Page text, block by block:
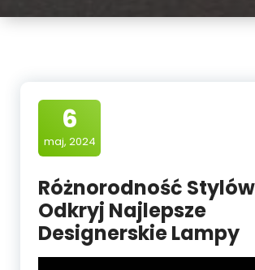
6
maj, 2024
Różnorodność
Odkryj Najlepsze
Designerskie Lampy